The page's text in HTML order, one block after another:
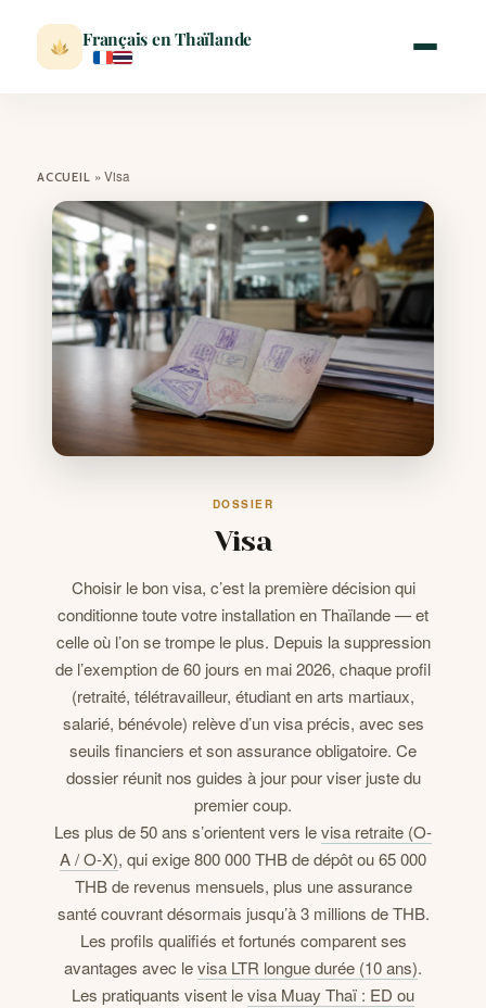
Français en Thaïlande
ACTUALITÉ
VISITER
MÉTÉO
EXPATRIATION
ACCUEIL »Visa
DOSSIER
Visa
Choisir le bon visa, c’est la première décision qui
conditionne toute votre installation en Thaïlande — et
celle où l’on se trompe le plus. Depuis la suppression
de l’exemption de 60 jours en mai 2026, chaque profil
(retraité, télétravailleur, étudiant en arts martiaux,
salarié, bénévole) relève d’un visa précis, avec ses
seuils financiers et son assurance obligatoire. Ce
dossier réunit nos guides à jour pour viser juste du
premier coup.
Les plus de 50 ans s’orientent vers levisa retraite (O-
A / O-X), qui exige 800 000 THB de dépôt ou 65 000
THB de revenus mensuels, plus une assurance
santé couvrant désormais jusqu’à 3 millions de THB.
Les profils qualifiés et fortunés comparent ses
avantages avec levisa LTR longue durée (10 ans).
Les pratiquants visent levisa Muay Thaï : ED ou